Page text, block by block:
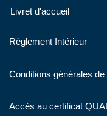
Livret d'accueil
Règlement Intérieur
Conditions générales de
Accès au certificat